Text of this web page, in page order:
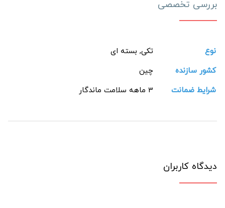
بررسی تخصصی
نوع
تکی, بسته ای
کشور سازنده
چین
شرایط ضمانت
3 ماهه سلامت ماندگار
دیدگاه کاربران